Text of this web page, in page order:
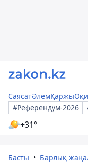
СаясатӘлемҚаржы
#Референдум-2026
+31°
Басты Барлық